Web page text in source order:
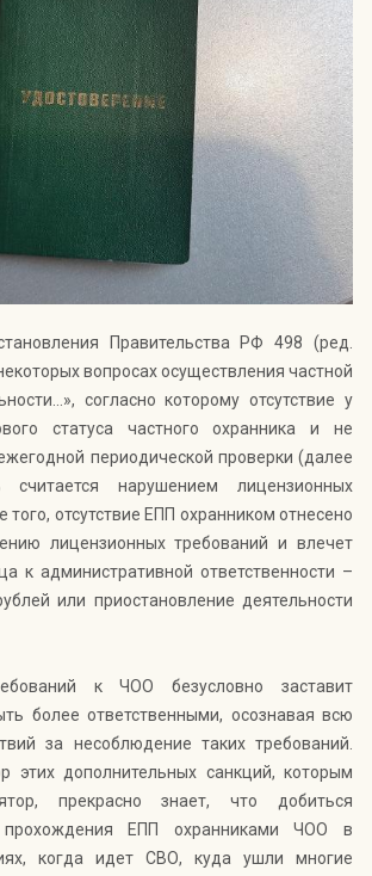
25.07 06.08
ГВАРДИИ –
Безопасности ГВАРДИЯ для
жителей города от
Подробнее >>
Правительства РФ 498 (ред.
вопросах осуществления частной
согласно которому отсутствие у
статуса частного охранника и не
периодической проверки (далее
нарушением лицензионных
того, отсутствие ЕПП охранником отнесено
лицензионных требований и влечет
к административной ответственности –
или приостановление деятельности
к ЧОО безусловно заставит
более ответственными, осознавая всю
за несоблюдение таких требований.
этих дополнительных санкций, которым
прекрасно знает, что добиться
прохождения ЕПП охранниками ЧОО в
когда идет СВО, куда ушли многие